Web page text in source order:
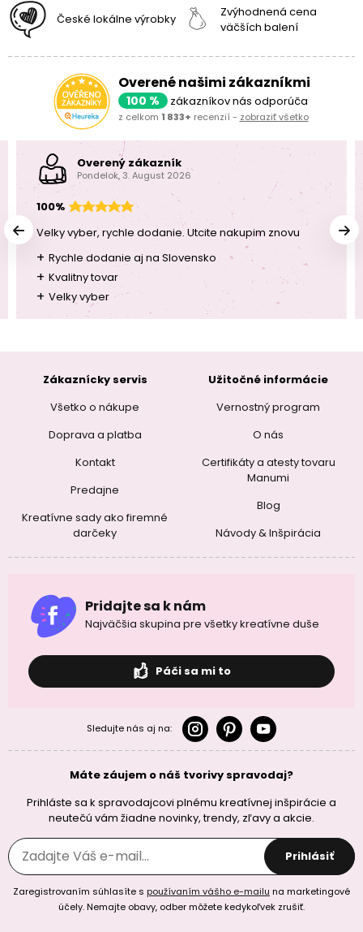
České lokálne výrobky
Zvýhodnená cena
väčších balení
Overené našimi zákazníkmi
100 % zákazníkov nás odporúča
z celkom 1 833+ recenzií - zobraziť všetko
Overený zákazník
Pondelok, 3. August 2026
100%
Velky vyber, rychle dodanie. Utcite nakupim znovu
+ Rychle dodanie aj na Slovensko
+ Kvalitny tovar
+ Velky vyber
Zákaznícky servis
Všetko o nákupe
Doprava a platba
Kontakt
Predajne
Kreatívne sady ako firemné
darčeky
Užitočné informácie
Vernostný program
O nás
Certifikáty a atesty tovaru
Manumi
Blog
Návody & Inšpirácia
Pridajte sa k nám
Najväčšia skupina pre všetky kreatívne duše
Páči sa mi to
Sledujte nás aj na:
Máte záujem o náš tvorivy spravodaj?
Prihláste sa k spravodajcovi plnému kreatívnej inšpirácie a
neutečú vám žiadne novinky, trendy, zľavy a akcie.
Prihlásiť
Zaregistrovaním súhlasíte s používaním vášho e-mailu na marketingové
účely. Nemajte obavy, odber môžete kedykoľvek zrušiť.